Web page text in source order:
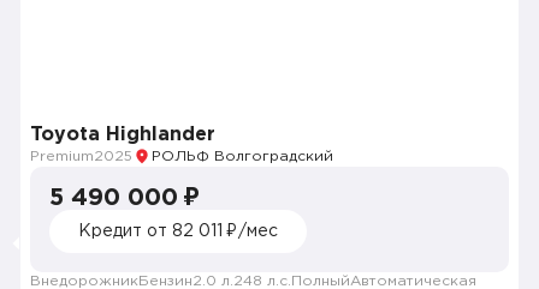
Toyota Highlander
Premium2025 РОЛЬФ Волгоградский
5 490 000 ₽
Кредит от 82 011 ₽/мес
Внедорожник Бензин2.0 л. 248 л.с. ПолныйАвтоматическая